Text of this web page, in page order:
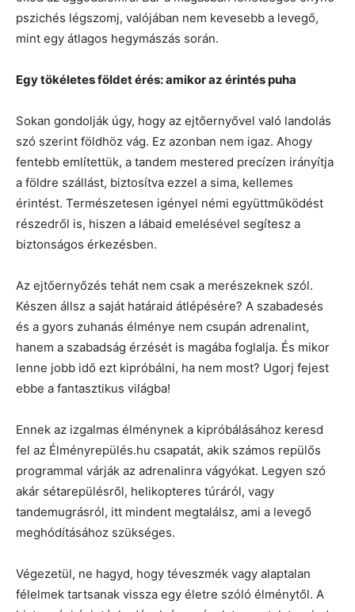
pszichés légszomj, valójában nem kevesebb a levegő,
mint egy átlagos hegymászás során.
Egy tökéletes földet érés: amikor az érintés puha
Sokan gondolják úgy, hogy az ejtőernyővel való landolás
szó szerint földhöz vág. Ez azonban nem igaz. Ahogy
fentebb említettük, a tandem mestered precízen irányítja
a földre szállást, biztosítva ezzel a sima, kellemes
érintést. Természetesen igényel némi együttműködést
részedről is, hiszen a lábaid emelésével segítesz a
biztonságos érkezésben.
Az ejtőernyőzés tehát nem csak a merészeknek szól.
Készen állsz a saját határaid átlépésére? A szabadesés
és a gyors zuhanás élménye nem csupán adrenalint,
hanem a szabadság érzését is magába foglalja. És mikor
lenne jobb idő ezt kipróbálni, ha nem most? Ugorj fejest
ebbe a fantasztikus világba!
Ennek az izgalmas élménynek a kipróbálásához keresd
fel az Élményrepülés.hu csapatát, akik számos repülős
programmal várják az adrenalinra vágyókat. Legyen szó
akár sétarepülésről, helikopteres túráról, vagy
tandemugrásról, itt mindent megtalálsz, ami a levegő
meghódításához szükséges.
Végezetül, ne hagyd, hogy téveszmék vagy alaptalan
félelmek tartsanak vissza egy életre szóló élménytől. A